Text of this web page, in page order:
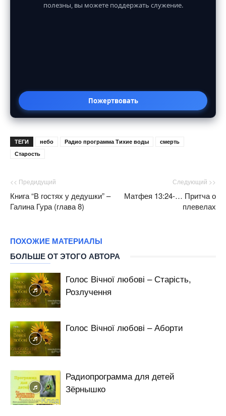
полезны, вы можете поддержать служение.
Пожертвовать
ТЕГИ небо Радио программа Тихие воды
смерть
Старость
<< Предидущий
Книга “В гостях у дедушки” –
Галина Гура (глава 8)
Следующий >>
Матфея 13:24-… Притча о
плевелах
ПОХОЖИЕ МАТЕРИАЛЫ
БОЛЬШЕ ОТ ЭТОГО АВТОРА
Голос Вічної любові – Старість,
Розлучення
Голос Вічної любові – Аборти
Радиопрограмма для детей
Зёрнышко